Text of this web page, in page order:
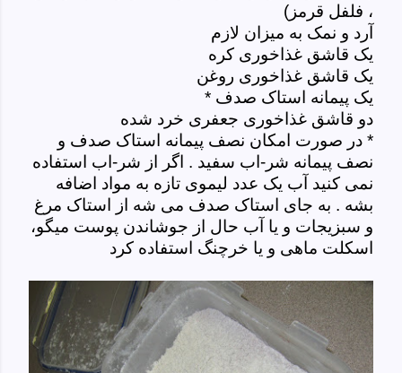
، فلفل قرمز)
آرد و نمک به میزان لازم
یک قاشق غذاخوری کره
یک قاشق غذاخوری روغن
یک پیمانه استاک صدف *
دو قاشق غذاخوری جعفری خرد شده
* در صورت امکان نصف پیمانه استاک صدف و
نصف پیمانه شر-اب سفید . اگر از شر-اب استفاده
نمی کنید آب یک عدد لیموی تازه به مواد اضافه
بشه . به جای استاک صدف می شه از استاک مرغ
و سبزیجات و یا آب حال از جوشاندن پوست میگو،
اسکلت ماهی و یا خرچنگ استفاده کرد